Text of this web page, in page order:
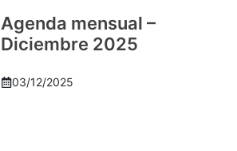
Agenda mensual –
Diciembre 2025
03/12/2025